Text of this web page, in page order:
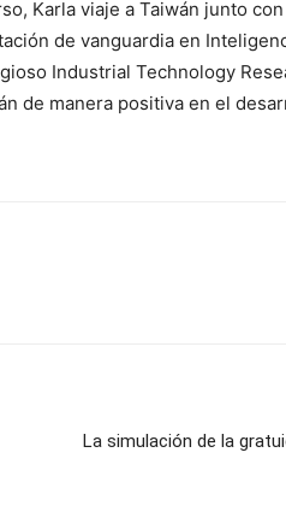
Karla viaje a Taiwán junto
de vanguardia en
Industrial Technology
de manera positiva en el
La simulación de la